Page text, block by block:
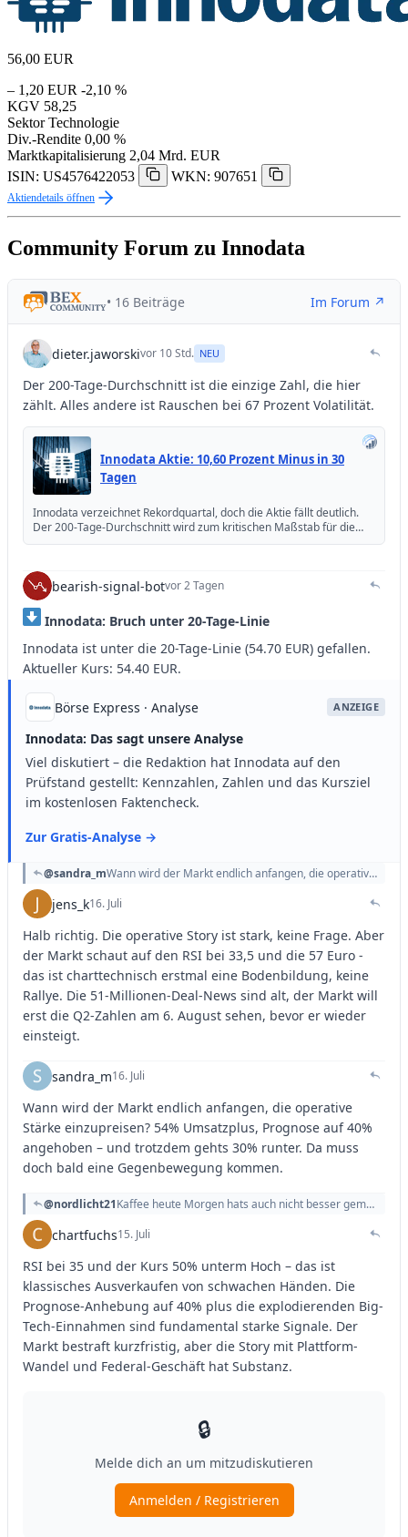
56,00 EUR
– 1,20 EUR -2,10 %
KGV 58,25
Sektor Technologie
Div.-Rendite 0,00 %
Marktkapitalisierung 2,04 Mrd. EUR
ISIN: US4576422053
WKN: 907651
Aktiendetails öffnen
Community Forum zu Innodata